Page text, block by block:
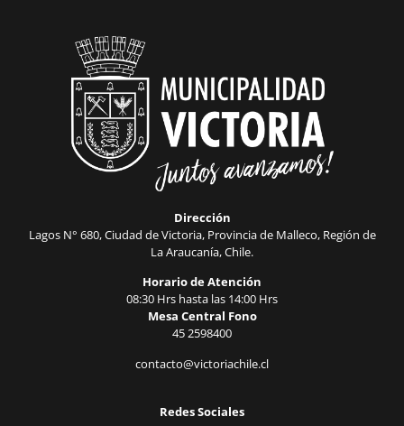
Dirección
Lagos N° 680, Ciudad de Victoria, Provincia de Malleco, Región de
La Araucanía, Chile.
Horario de Atención
08:30 Hrs hasta las 14:00 Hrs
Mesa Central Fono
45 2598400
contacto@victoriachile.cl
Redes Sociales